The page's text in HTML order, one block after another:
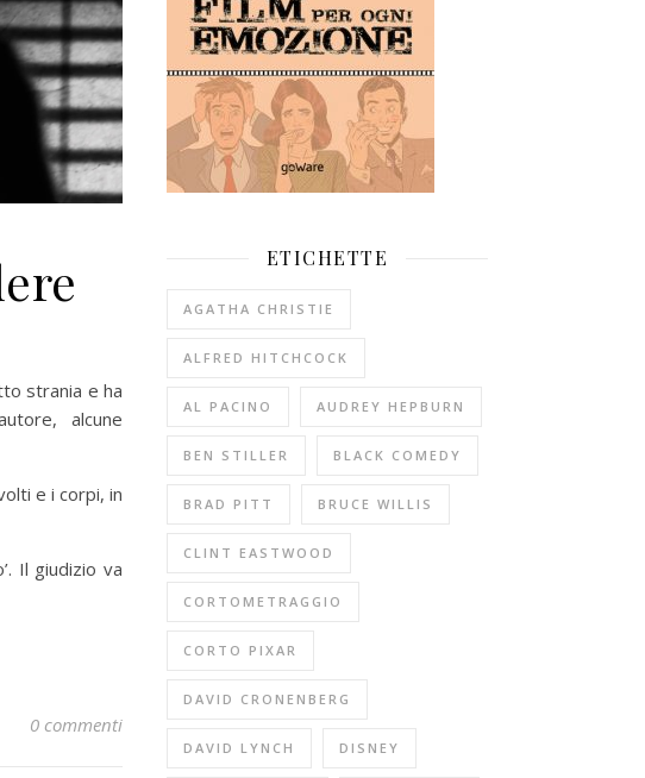
strania e ha
alcune
e i corpi, in
Il giudizio va
0 commenti
ETICHETTE
AGATHA CHRISTIE
ALFRED HITCHCOCK
AL PACINO AUDREY HEPBURN
BEN STILLER BLACK COMEDY
BRAD PITT BRUCE WILLIS
CLINT EASTWOOD
CORTOMETRAGGIO
CORTO PIXAR
DAVID CRONENBERG
DAVID LYNCH DISNEY